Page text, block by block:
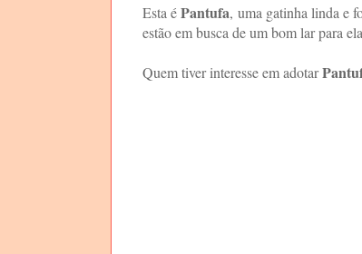
Esta éPantufa, uma gatinha linda e
estão em busca de um bom lar para
Quem tiver interesse em adotar